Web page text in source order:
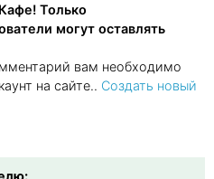
Только
могут оставлять
вам необходимо
на сайте.. Создать новый